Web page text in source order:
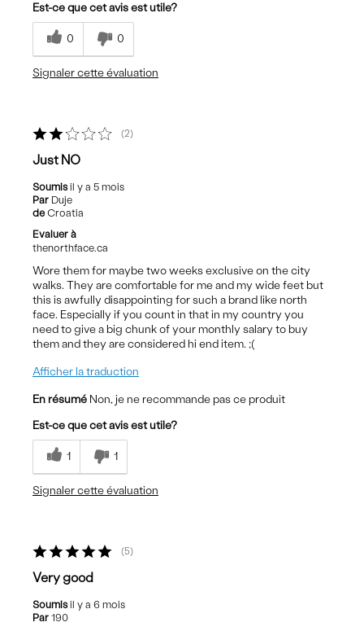
Est-ce que cet avis est utile?
0 0
Signaler cette évaluation
2
Just NO
Soumisil y a 5 mois
Par Duje
de Croatia
Evaluer à
thenorthface.ca
Wore them for maybe two weeks exclusive on the city
walks. They are comfortable for me and my wide feet but
this is awfully disappointing for such a brand like north
face. Especially if you count in that in my country you
need to give a big chunk of your monthly salary to buy
them and they are considered hi end item. ;(
Afficher la traduction
En résumé Non, je ne recommande pas ce produit
Est-ce que cet avis est utile?
1 1
Signaler cette évaluation
5
Very good
Soumisil y a 6 mois
Par 190